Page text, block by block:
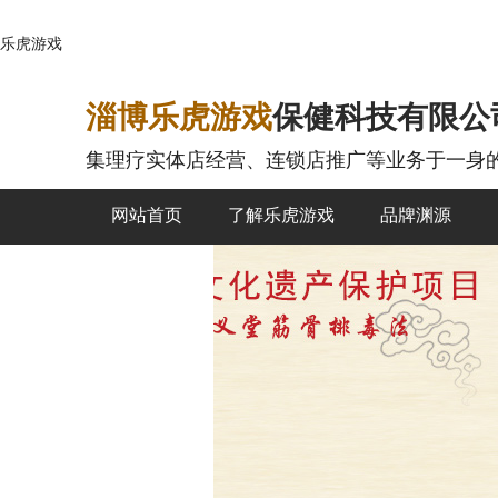
乐虎游戏
淄博乐虎游戏保健科技有限公
集理疗实体店经营、连锁店推广等业务于一身
网站首页 了解乐虎游戏 品牌渊源
联系乐虎游戏